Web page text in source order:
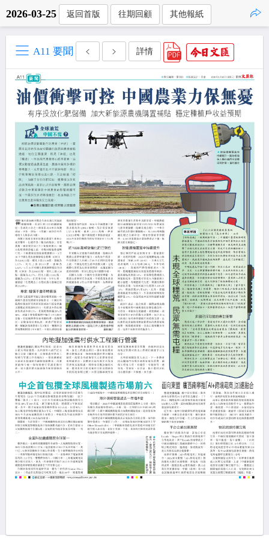
2026-03-25 返回首版 往期回顧 其他報紙
A11 要聞 詳情